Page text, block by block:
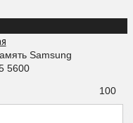
Samsung
5600
100